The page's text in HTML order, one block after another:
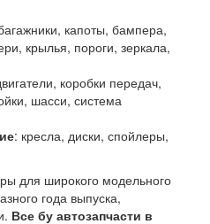
капоты, бампера,
крылья, пороги, зеркала,
коробки передач,
шасси, система
: кресла, диски, спойлеры,
для широкого модельного
года выпуска,
Все бу автозапчасти в